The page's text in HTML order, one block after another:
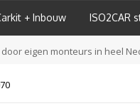
+ Inbouw ISO2CAR
eigen monteurs in heel